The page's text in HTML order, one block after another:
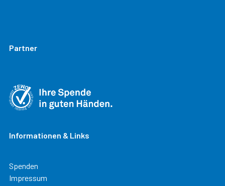
Partner
Informationen & Links
Spenden
Impressum